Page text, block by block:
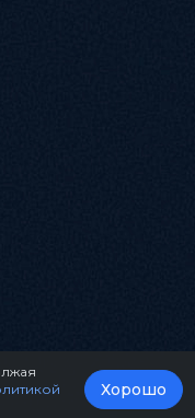
Хорошо